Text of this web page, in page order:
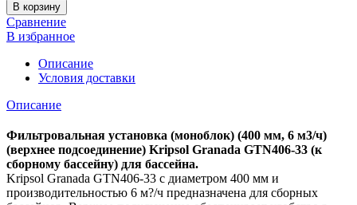
В корзину
Сравнение
В избранное
Описание
Условия доставки
Описание
Фильтровальная установка (моноблок) (400 мм, 6 м3/ч)
(верхнее подсоединение) Kripsol Granada GTN406-33 (к
сборному бассейну) для бассейна.
Kripsol Granada GTN406-33 с диаметром 400 мм и
производительностью 6 м?/ч предназначена для сборных